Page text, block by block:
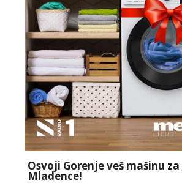
Osvoji Gorenje veš mašinu
Mladence!